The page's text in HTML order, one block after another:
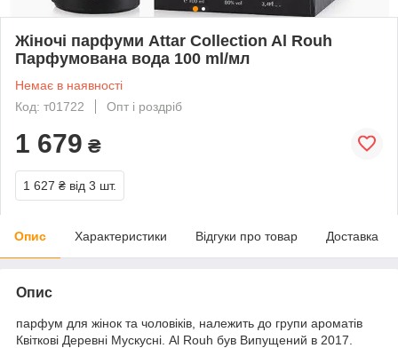
Жіночі парфуми Attar Collection Al Rouh
Парфумована вода 100 ml/мл
Немає в наявності
Код: т01722
Опт і роздріб
1 679 ₴
1 627 ₴ від 3 шт.
Опис Характеристики Відгуки про товар Доставка
Опис
парфум для жінок та чоловіків, належить до групи ароматів
Квіткові Деревні Мускусні. Al Rouh був Випущений в 2017.